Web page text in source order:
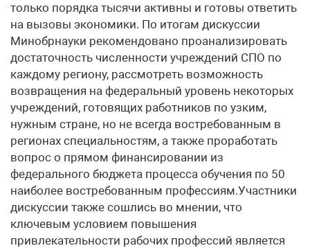
только порядка тысячи активны и готовы ответить
на вызовы экономики. По итогам дискуссии
Минобрнауки рекомендовано проанализировать
достаточность численности учреждений СПО по
каждому региону, рассмотреть возможность
возвращения на федеральный уровень некоторых
учреждений, готовящих работников по узким,
нужным стране, но не всегда востребованным в
регионах специальностям, а также проработать
вопрос о прямом финансировании из
федерального бюджета процесса обучения по 50
наиболее востребованным профессиям.Участники
дискуссии также сошлись во мнении, что
ключевым условием повышения
привлекательности рабочих профессий является